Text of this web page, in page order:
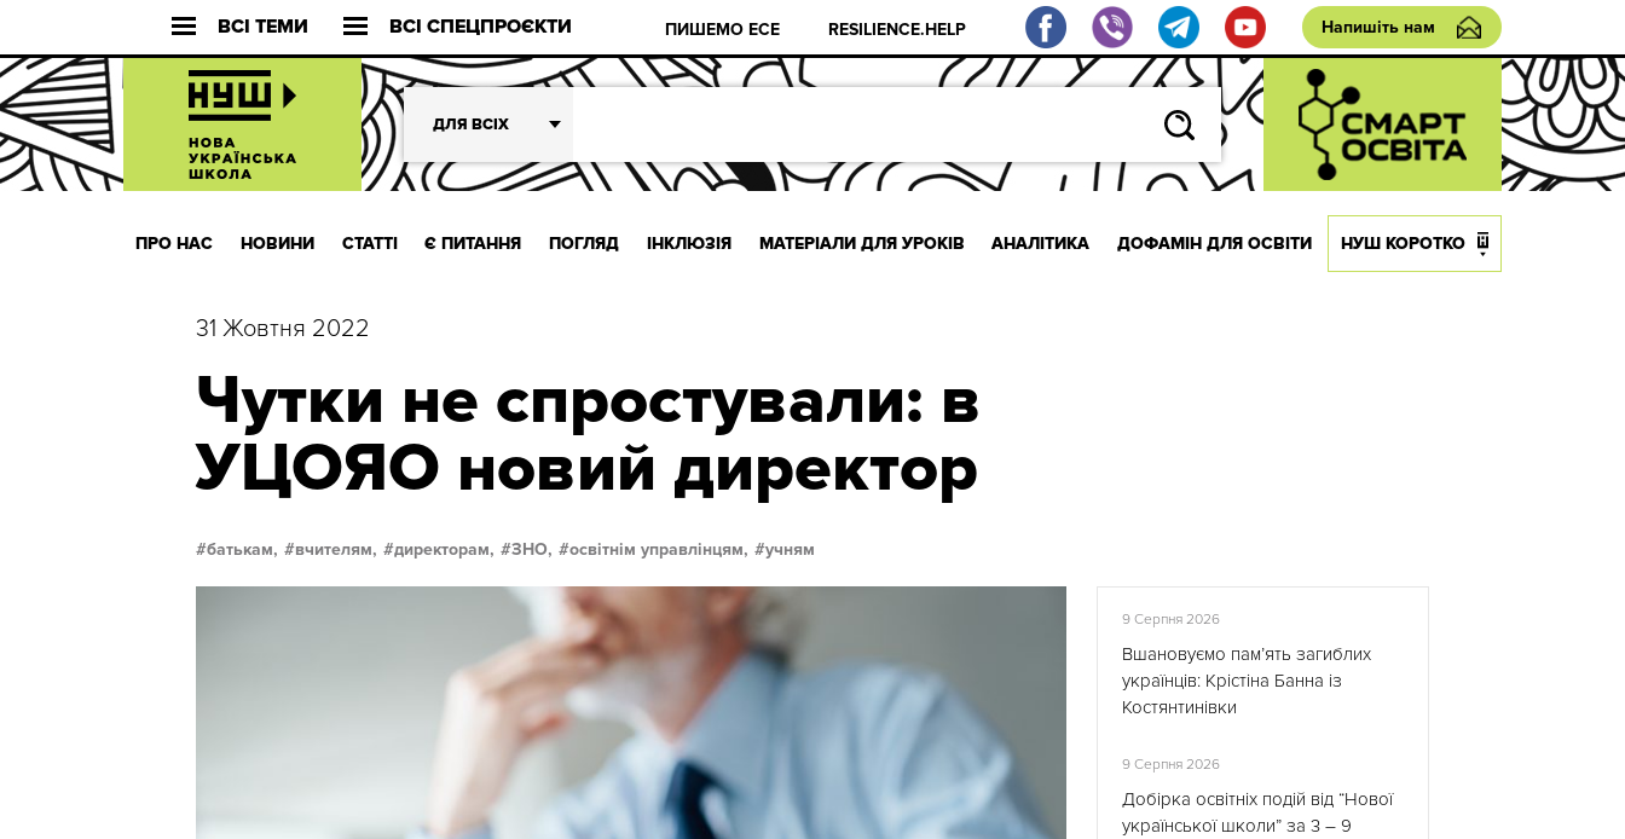
ВСІ ТЕМИ ВСІ СПЕЦПРОЄКТИ ПИШЕМО ЕСЕ RESILIENCE.HELP Напишіть нам
ДЛЯ ВСІХ
ПРО НАС НОВИНИ СТАТТІ Є ПИТАННЯ ПОГЛЯД ІНКЛЮЗІЯ МАТЕРІАЛИ ДЛЯ УРОКІВ АНАЛІТИКА ДОФАМІН ДЛЯ ОСВІТИ НУШ КОРОТКО
31 Жовтня 2022
Чутки не спростували: в
УЦОЯО новий директор
батькам, вчителям, директорам, ЗНО, освітнім управлінцям, учням
9 Серпня 2026
Вшановуємо пам’ять загиблих
українців: Крістіна Банна із
Костянтинівки
9 Серпня 2026
Добірка освітніх подій від “Нової
української школи” за 3 – 9